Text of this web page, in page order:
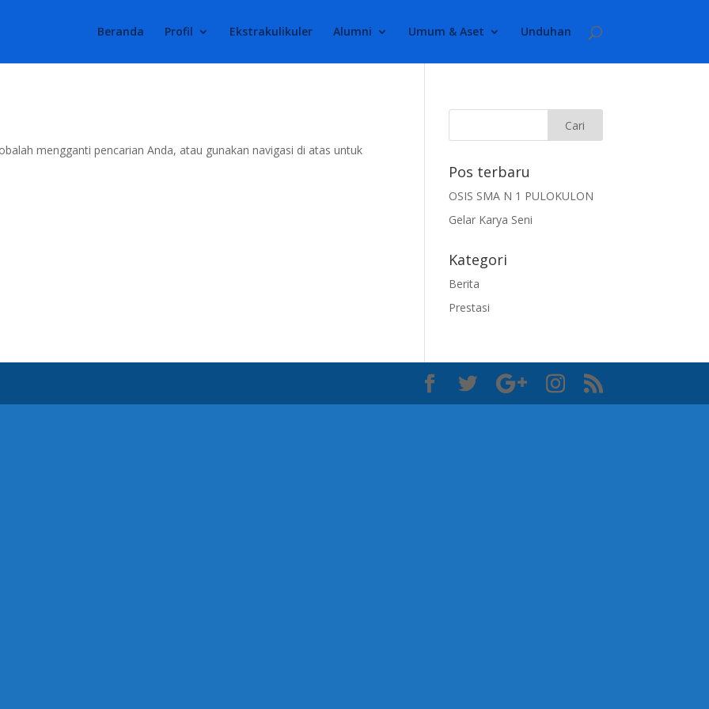
Beranda Profil Ekstrakulikuler Alumni Umum & Aset Unduhan
mengganti pencarian Anda, atau gunakan navigasi di atas untuk
Pos terbaru
OSIS SMA N 1 PULOKULON
Gelar Karya Seni
Kategori
Berita
Prestasi